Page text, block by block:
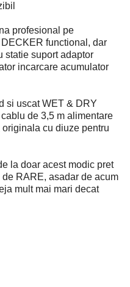
profesional pe
functional, dar
statie suport adaptor
incarcare acumulator
si uscat WET & DRY
de 3,5 m alimentare
cu diuze pentru
la doar acest modic pret
RARE, asadar de acum
mult mai mari decat